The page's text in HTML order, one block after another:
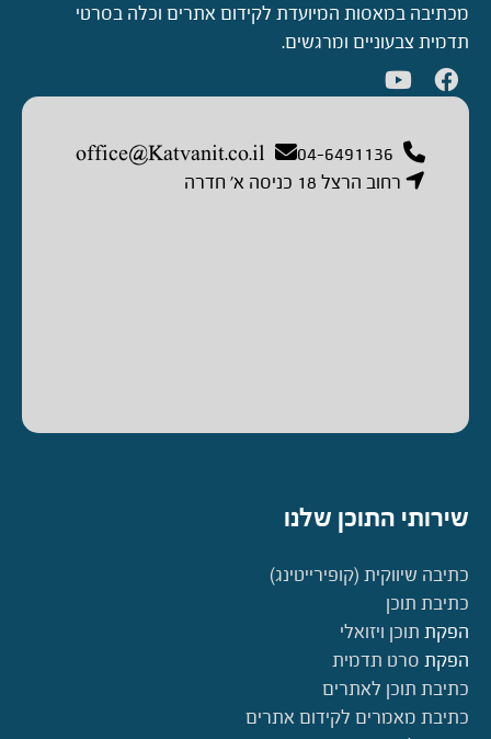
מכתיבה במאסות המיועדת לקידום אתרים וכלה בסרטי
תדמית צבעוניים ומרגשים.
04-6491136
office@Katvanit.co.il
רחוב הרצל 18 כניסה א’ חדרה
שירותי התוכן שלנו
כתיבה שיווקית (קופירייטינג)
כתיבת תוכן
הפקת תוכן ויזואלי
הפקת סרט תדמית
כתיבת תוכן לאתרים
כתיבת מאמרים לקידום אתרים